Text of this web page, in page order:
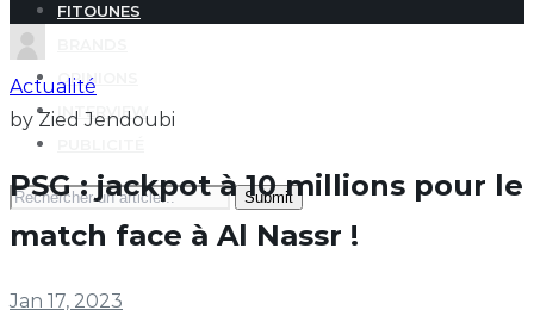
FITOUNES
OPINIONS
INTERVIEW
Search
for:
Actualité
by Zied Jendoubi
PSG : jackpot à 10 millions pour le
match face à Al Nassr !
Jan 17, 2023